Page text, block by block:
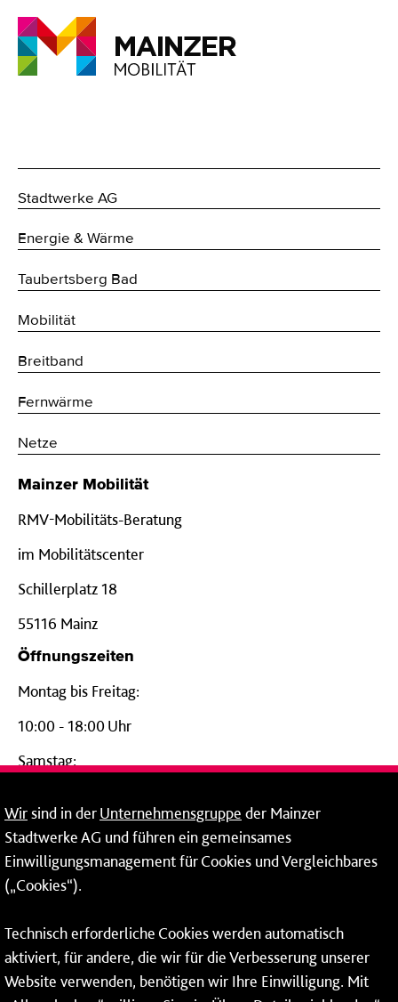
Stadtwerke AG
Energie & Wärme
Taubertsberg Bad
Mobilität
Breitband
Fernwärme
Netze
Mainzer Mobilität
RMV-Mobilitäts-Beratung
im Mobilitätscenter
Schillerplatz 18
55116 Mainz
Öffnungszeiten
Montag bis Freitag:
10:00 - 18:00 Uhr
Samstag:
24-Stunden-Telefon*
06131 – 12 77 77
Fax: 06131 – 12 66 66
* Montags bis freitags bis 7 und ab 18 Uhr sowie an
Wochenenden und Feiertagen ganztags werden Ihre
Wirsind in derUnternehmensgruppe der Mainzer
Stadtwerke AG und führen ein gemeinsames
Einwilligungsmanagement für Cookies und Vergleichbares
(„Cookies“).
Technisch erforderliche Cookies werden automatisch
aktiviert, für andere, die wir für die Verbesserung unserer
Website verwenden, benötigen wir Ihre Einwilligung. Mit